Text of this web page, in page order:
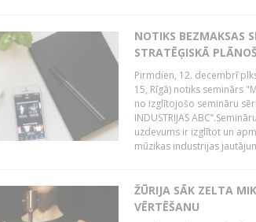
NOTIKS BEZMAKSAS
STRATĒĢISKĀ
Pirmdien, 12. decembrī
15, Rīgā) notiks seminārs
no izglītojošo semināru
INDUSTRIJAS
uzdevums ir izglītot un
mūzikas industrijas
ŽŪRIJA SĀK ZELTA
VĒRTĒŠANU